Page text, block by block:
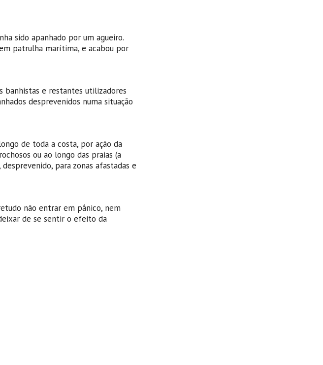
sido apanhado por um agueiro.
patrulha marítima, e acabou por
banhistas e restantes utilizadores
desprevenidos numa situação
de toda a costa, por ação da
ou ao longo das praias (a
para zonas afastadas e
não entrar em pânico, nem
de se sentir o efeito da